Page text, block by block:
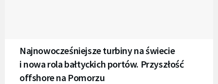
Najnowocześniejsze turbiny na świecie
i nowa rola bałtyckich portów. Przyszłość
offshore na Pomorzu